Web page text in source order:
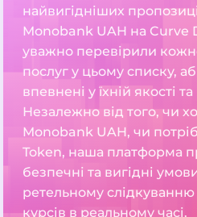
найвигідніших
Monobank UAH на Curve
уважно перевірили
послуг у цьому списку,
впевнені у їхній якості
Незалежно від того, чи
Monobank UAH, чи
Token, наша платформа
безпечні та вигідні
ретельному
курсів в реальному часі.